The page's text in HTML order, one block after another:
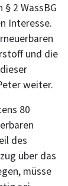
2 WassBG
Interesse.
und die
weiter.
80
des
über das
müsse